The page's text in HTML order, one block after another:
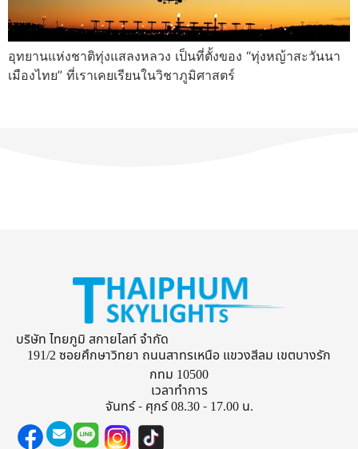
อุทยานแห่งชาติทุ่งแสลงหลวง เป็นที่ตั้งของ “ทุ่งหญ้าสะวันนา
เมืองไทย” ที่เราเคยเรียนในวิชาภูมิศาสตร์
บริษัท ไทยภูมิ สกายไลท์ จำกัด
191/2 ซอยศึกษาวิทยา ถนนสาทรเหนือ แขวงสีลม เขตบางรัก
กทม 10500
เวลาทำการ
จันทร์ - ศุกร์ 08.30 - 17.00 น.